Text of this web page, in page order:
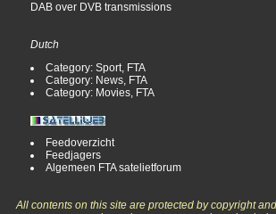
DAB over DVB transmissions
Dutch
Category: Sport, FTA
Category: News, FTA
Category: Movies, FTA
Feedoverzicht
Feedjagers
Algemeen FTA satelietforum
All contents on this site are protected by copyright